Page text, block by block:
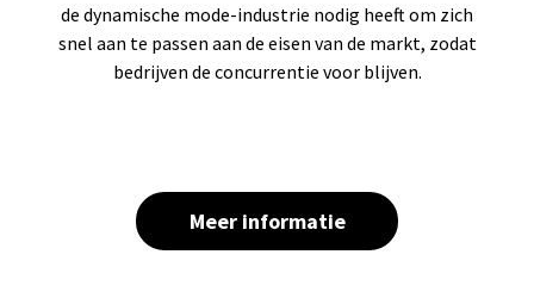
de dynamische mode-industrie nodig heeft om zich
snel aan te passen aan de eisen van de markt, zodat
bedrijven de concurrentie voor blijven.
Meer informatie